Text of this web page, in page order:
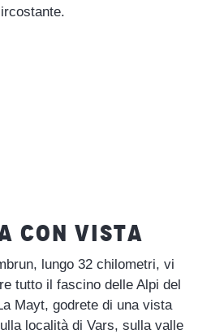
CON VISTA
lungo 32 chilometri, vi
tutto il fascino delle Alpi del
Mayt, godrete di una vista
località di Vars, sulla valle